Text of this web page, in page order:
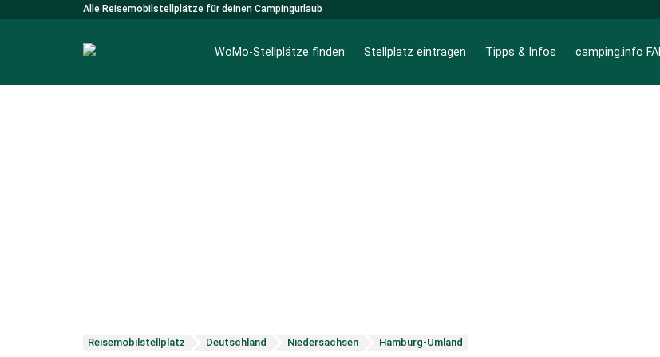
Alle Reisemobilstellplätze für deinen Campingurlaub
WoMo-Stellplätze finden Stellplatz eintragen Tipps & Infos camping.info
Reisemobilstellplatz Deutschland Niedersachsen Hamburg-Umland